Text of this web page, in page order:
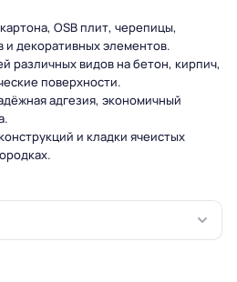
OSB плит, черепицы,
и декоративных элементов.
различных видов на бетон, кирпич,
поверхности.
адгезия, экономичный
и кладки ячеистых